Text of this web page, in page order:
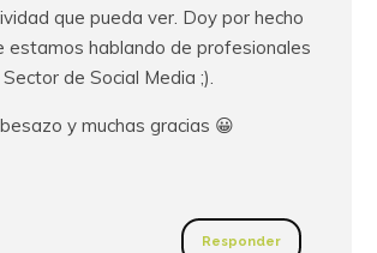
que pueda ver. Doy por hecho
estamos hablando de profesionales
de Social Media ;).
y muchas gracias 😀
Responder